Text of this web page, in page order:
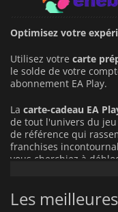
Optimisez votre
Utilisez votre carte
le solde de votre
abonnement EA Play.
La carte-cadeau EA
de tout l'univers du
de référence qui
franchises
vous cherchiez à
exclusif ou des
Les